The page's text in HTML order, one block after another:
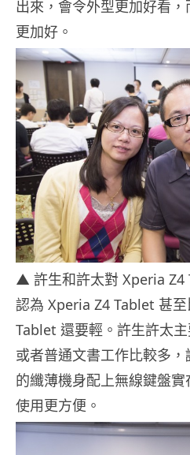
出來，會令外型更加好看
更加好。
▲ 許生和許太對 Xperia Z4
認為 Xperia Z4 Tablet 甚
Tablet 還要輕。許生許太
或者普通文書工作比較多
的纖薄機身配上無線鍵盤
使用更方便。